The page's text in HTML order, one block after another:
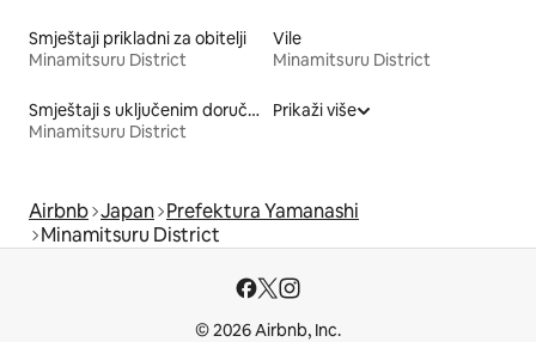
Smještaji prikladni za obitelji
Minamitsuru District
Vile
Minamitsuru District
Smještaji s uključenim doručkom
Minamitsuru District
Prikaži više
Airbnb Japan Prefektura Yamanashi
Minamitsuru District
© 2026 Airbnb, Inc.